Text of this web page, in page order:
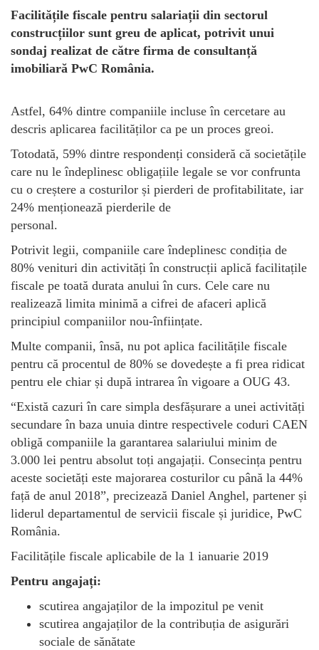
Facilitățile fiscale pentru salariații din sectorul
construcțiilor sunt greu de aplicat, potrivit unui
sondaj realizat de către firma de consultanță
imobiliară PwC România.
Astfel, 64% dintre companiile incluse în cercetare au
descris aplicarea facilităților ca pe un proces greoi.
Totodată, 59% dintre respondenți consideră că societățile
care nu le îndeplinesc obligațiile legale se vor confrunta
cu o creștere a costurilor și pierderi de profitabilitate, iar
24% menționează pierderile de
personal.
Potrivit legii, companiile care îndeplinesc condiția de
80% venituri din activități în construcții aplică facilitațile
fiscale pe toată durata anului în curs. Cele care nu
realizează limita minimă a cifrei de afaceri aplică
principiul companiilor nou-înființate.
Multe companii, însă, nu pot aplica facilitățile fiscale
pentru că procentul de 80% se dovedește a fi prea ridicat
pentru ele chiar și după intrarea în vigoare a OUG 43.
“Există cazuri în care simpla desfășurare a unei activități
secundare în baza unuia dintre respectivele coduri CAEN
obligă companiile la garantarea salariului minim de
3.000 lei pentru absolut toți angajații. Consecința pentru
aceste societăți este majorarea costurilor cu până la 44%
față de anul 2018”, precizează Daniel Anghel, partener și
liderul departamentul de servicii fiscale și juridice, PwC
România.
Facilitățile fiscale aplicabile de la 1 ianuarie 2019
Pentru angajați:
scutirea angajaților de la impozitul pe venit
scutirea angajaților de la contribuția de asigurări
sociale de sănătate